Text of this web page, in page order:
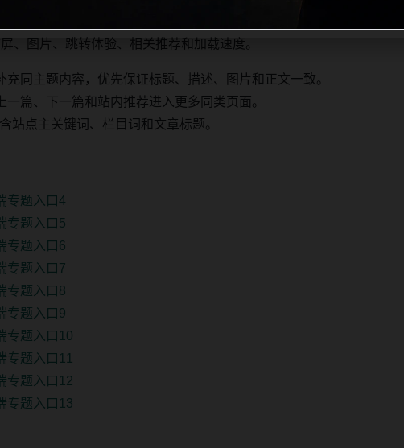
题和重复首段，优先补充不同关键词、不同栏目词和不同问题角度
、图片、跳转体验、相关推荐和加载速度。
同主题内容，优先保证标题、描述、图片和正文一致。
篇、下一篇和站内推荐进入更多同类页面。
站点主关键词、栏目词和文章标题。
专题入口4
专题入口5
专题入口6
专题入口7
专题入口8
专题入口9
专题入口10
专题入口11
专题入口12
专题入口13